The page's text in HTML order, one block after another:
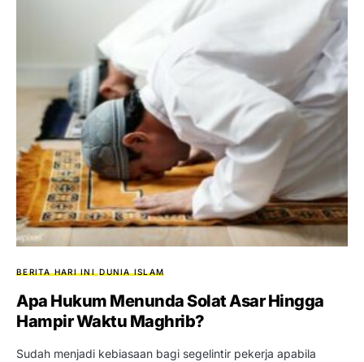
BERITA HARI INI DUNIA ISLAM
Apa Hukum Menunda Solat Asar Hingga
Hampir Waktu Maghrib?
Sudah menjadi kebiasaan bagi segelintir pekerja apabila